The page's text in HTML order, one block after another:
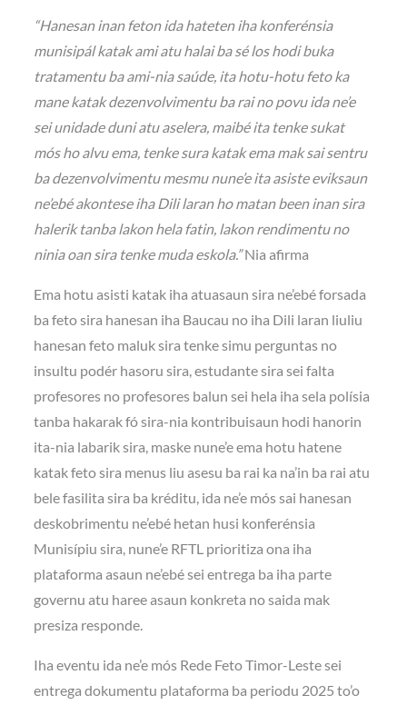
“Hanesan inan feton ida hateten iha konferénsia
munisipál katak ami atu halai ba sé los hodi buka
tratamentu ba ami-nia saúde, ita hotu-hotu feto ka
mane katak dezenvolvimentu ba rai no povu ida ne’e
sei unidade duni atu aselera, maibé ita tenke sukat
mós ho alvu ema, tenke sura katak ema mak sai sentru
ba dezenvolvimentu mesmu nune’e ita asiste eviksaun
ne’ebé akontese iha Dili laran ho matan been inan sira
halerik tanba lakon hela fatin, lakon rendimentu no
ninia oan sira tenke muda eskola.”Nia afirma
Ema hotu asisti katak iha atuasaun sira ne’ebé forsada
ba feto sira hanesan iha Baucau no iha Dili laran liuliu
hanesan feto maluk sira tenke simu perguntas no
insultu podér hasoru sira, estudante sira sei falta
profesores no profesores balun sei hela iha sela polísia
tanba hakarak fó sira-nia kontribuisaun hodi hanorin
ita-nia labarik sira, maske nune’e ema hotu hatene
katak feto sira menus liu asesu ba rai ka na’in ba rai atu
bele fasilita sira ba kréditu, ida ne’e mós sai hanesan
deskobrimentu ne’ebé hetan husi konferénsia
Munisípiu sira, nune’e RFTL prioritiza ona iha
plataforma asaun ne’ebé sei entrega ba iha parte
governu atu haree asaun konkreta no saida mak
presiza responde.
Iha eventu ida ne’e mós Rede Feto Timor-Leste sei
entrega dokumentu plataforma ba periodu 2025 to’o